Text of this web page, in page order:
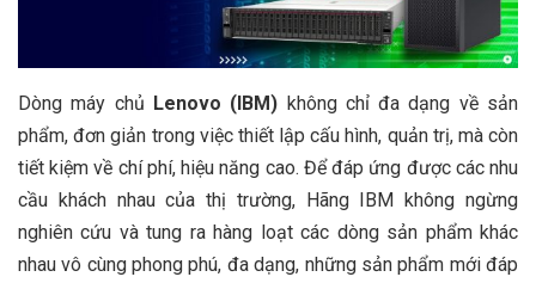
Dòng máy chủ Lenovo (IBM) không chỉ đa dạng về sản
phẩm, đơn giản trong việc thiết lập cấu hình, quản trị, mà còn
tiết kiệm về chí phí, hiệu năng cao. Để đáp ứng được các nhu
cầu khách nhau của thị trường, Hãng IBM không ngừng
nghiên cứu và tung ra hàng loạt các dòng sản phẩm khác
nhau vô cùng phong phú, đa dạng, những sản phẩm mới đáp